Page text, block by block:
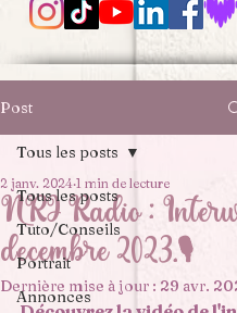
Post
Tous les posts
Tuto/Conseils
Portrait
Annonces
Tous les posts
NRJ Radio :
décembre 2023.🎙️
2 janv. 2024 1 min de lecture
Dernière mise à jour : 29 avr.